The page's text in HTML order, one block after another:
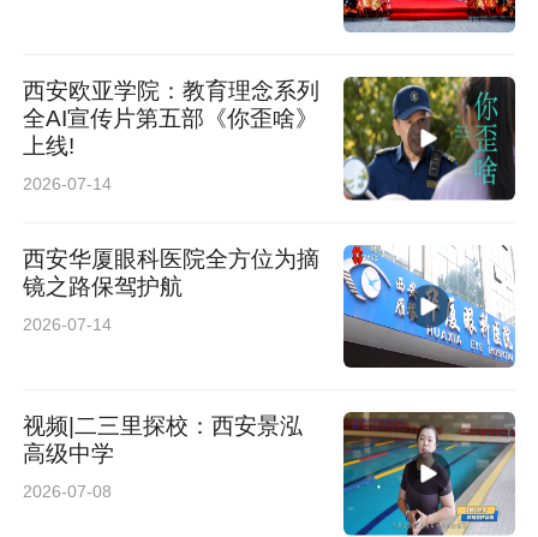
西安欧亚学院：教育理念系列
全AI宣传片第五部《你歪啥》
上线!
2026-07-14
西安华厦眼科医院全方位为摘
镜之路保驾护航
2026-07-14
视频|二三里探校：西安景泓
高级中学
2026-07-08